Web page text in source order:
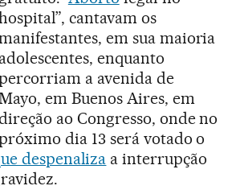
cantavam os
em sua maioria
adolescentes, enquanto
a avenida de
em Buenos Aires, em
ao Congresso, onde no
dia 13 será votado o
despenaliza a interrupção